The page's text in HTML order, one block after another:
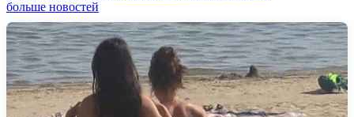
больше новостей